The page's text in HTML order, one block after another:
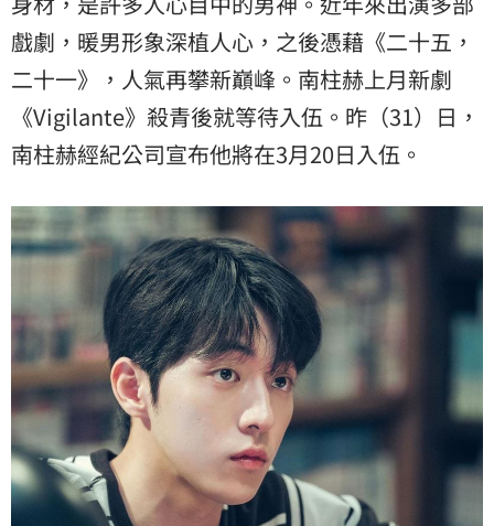
戲劇，暖男形象深植人心，之後憑藉《二十五，
二十一》，人氣再攀新巔峰。南柱赫上月新劇
《Vigilante》殺青後就等待入伍。昨（31）日，
南柱赫經紀公司宣布他將在3月20日入伍。